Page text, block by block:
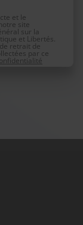
et le
site
sur la
et Libertés.
retrait de
par ce